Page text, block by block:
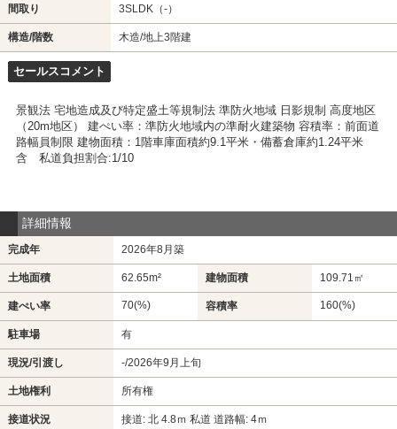
間取り 3SLDK（-）
構造/階数 木造/地上3階建
セールスコメント
景観法 宅地造成及び特定盛土等規制法 準防火地域 日影規制 高度地区
（20m地区） 建ぺい率：準防火地域内の準耐火建築物 容積率：前面道
路幅員制限 建物面積：1階車庫面積約9.1平米・備蓄倉庫約1.24平米
含 私道負担割合:1/10
詳細情報
完成年 2026年8月築
土地面積 62.65m² 建物面積 109.71㎡
建ぺい率 70(%) 容積率 160(%)
駐車場 有
現況/引渡し -/2026年9月上旬
土地権利 所有権
接道状況 接道: 北 4.8ｍ 私道 道路幅: 4ｍ